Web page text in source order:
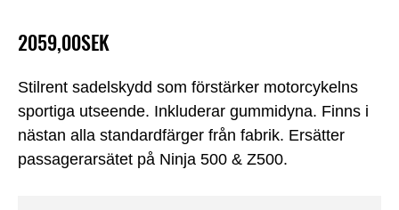
Stilrent sadelskydd som förstärker motorcykelns
sportiga utseende. Inkluderar gummidyna. Finns i
nästan alla standardfärger från fabrik. Ersätter
passagerarsätet på Ninja 500 & Z500.
2059,00SEK